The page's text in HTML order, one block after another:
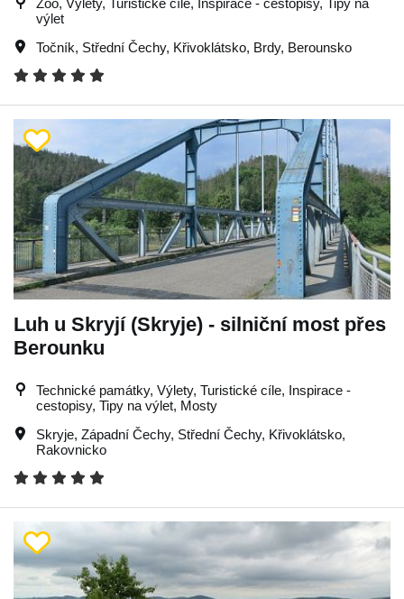
výlet
Točník, Střední Čechy, Křivoklátsko, Brdy, Berounsko
Luh u Skryjí (Skryje) - silniční most přes
Berounku
Technické památky, Výlety, Turistické cíle, Inspirace -
cestopisy, Tipy na výlet, Mosty
Skryje, Západní Čechy, Střední Čechy, Křivoklátsko,
Rakovnicko